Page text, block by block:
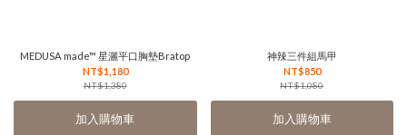
MEDUSA made™ 星灑平口胸墊Bratop
NT$1,180
NT$1,380
加入購物車
神辣三件組馬甲
NT$850
NT$1,080
加入購物車